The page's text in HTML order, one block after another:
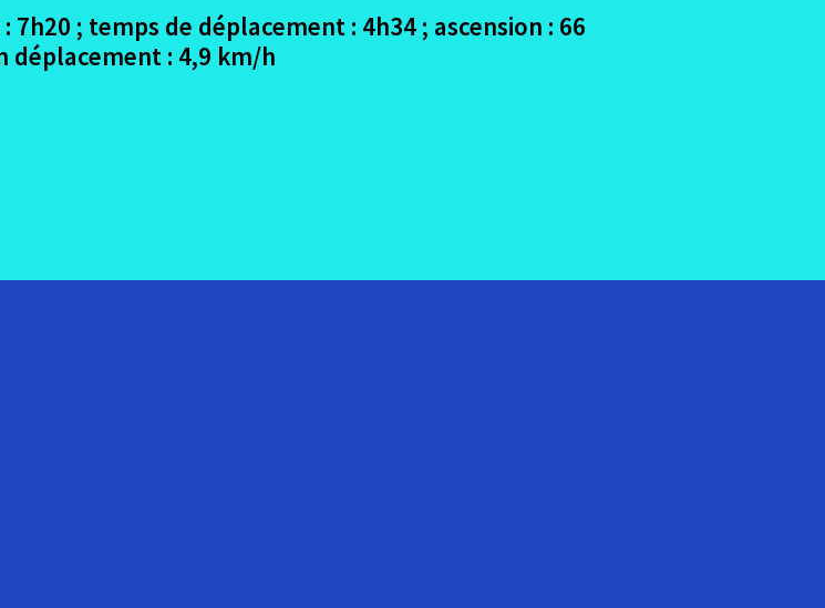
; temps de déplacement : 4h34 ; ascension : 66
déplacement : 4,9 km/h